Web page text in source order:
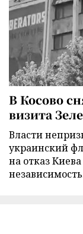
В Косово
визита
Власти
украинский
на отказ